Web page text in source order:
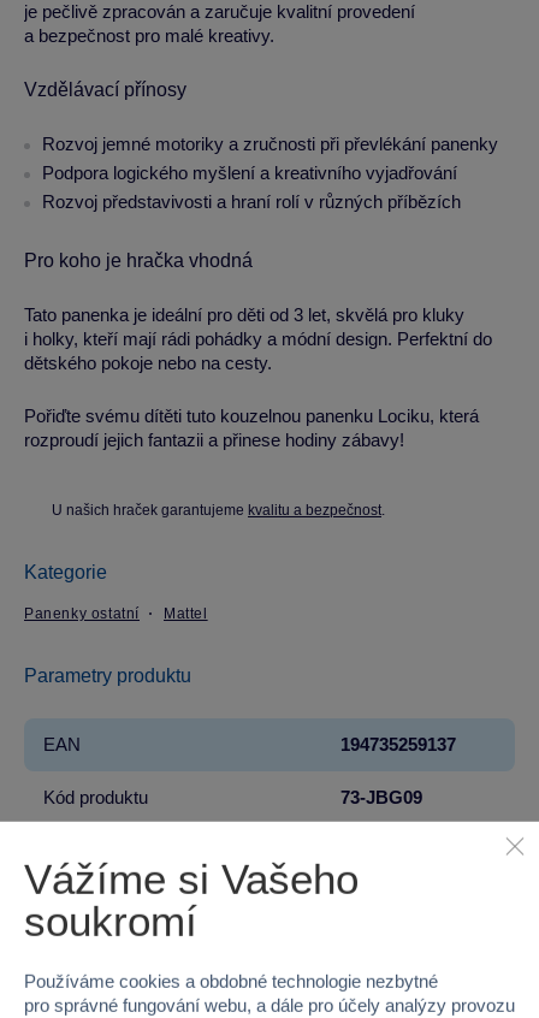
je pečlivě zpracován a zaručuje kvalitní provedení
a bezpečnost pro malé kreativy.
Vzdělávací přínosy
Rozvoj jemné motoriky a zručnosti při převlékání panenky
Podpora logického myšlení a kreativního vyjadřování
Rozvoj představivosti a hraní rolí v různých příbězích
Pro koho je hračka vhodná
Tato panenka je ideální pro děti od 3 let, skvělá pro kluky
i holky, kteří mají rádi pohádky a módní design. Perfektní do
dětského pokoje nebo na cesty.
Pořiďte svému dítěti tuto kouzelnou panenku Lociku, která
rozproudí jejich fantazii a přinese hodiny zábavy!
U našich hraček garantujeme kvalitu a bezpečnost.
Kategorie
Panenky ostatní Mattel
Parametry produktu
EAN 194735259137
Kód produktu 73-JBG09
Licence
Věk od 4
Vážíme si Vašeho
soukromí
Používáme cookies a obdobné technologie nezbytné
pro správné fungování webu, a dále pro účely analýzy provozu